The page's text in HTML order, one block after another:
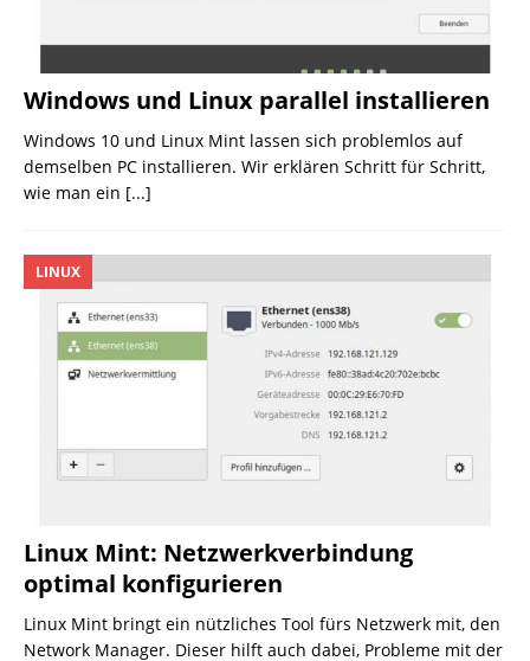
Windows und Linux parallel installieren
Windows 10 und Linux Mint lassen sich problemlos auf
demselben PC installieren. Wir erklären Schritt für Schritt,
wie man ein [...]
Linux Mint: Netzwerkverbindung
optimal konfigurieren
LINUX
Linux Mint bringt ein nützliches Tool fürs Netzwerk mit, den
Network Manager. Dieser hilft auch dabei, Probleme mit der